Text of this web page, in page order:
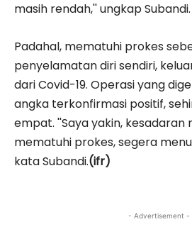
masih rendah,'' ungkap Subandi.
Padahal, mematuhi pro­kes
penyelamatan diri sendiri,
dari Covid-19. Operasi yang
angka terkonfirmasi positif,
empat. ''Saya yakin, kesadaran
mematuhi prokes, segera
kata Subandi.(ifr)
- Advertisement -